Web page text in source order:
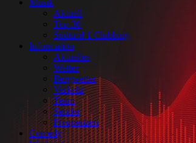
Aktuell
Top 30
Südtirol 1 Clubbing
Information
Aktuelles
Wetter
Bergwetter
Verkehr
Team
Sender
Frequenzen
Comedy